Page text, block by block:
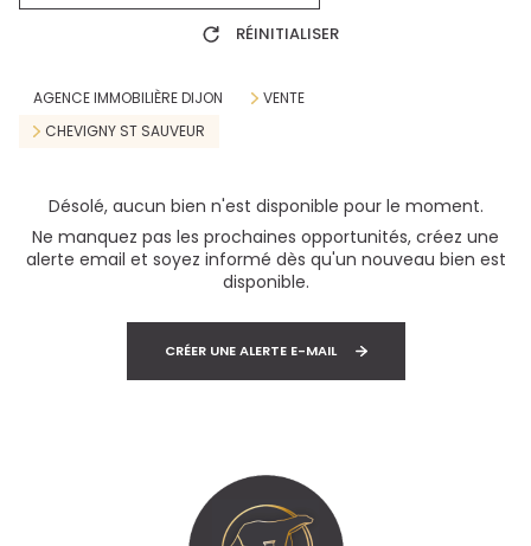
RÉINITIALISER
AGENCE IMMOBILIÈRE DIJON
VENTE
CHEVIGNY ST SAUVEUR
Désolé, aucun bien n'est disponible pour le moment.
Ne manquez pas les prochaines opportunités, créez une
alerte email et soyez informé dès qu'un nouveau bien est
disponible.
CRÉER UNE ALERTE E-MAIL